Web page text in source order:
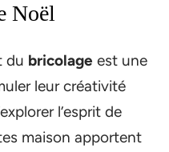
Noël
du bricolage est une
leur créativité
l’esprit de
maison apportent